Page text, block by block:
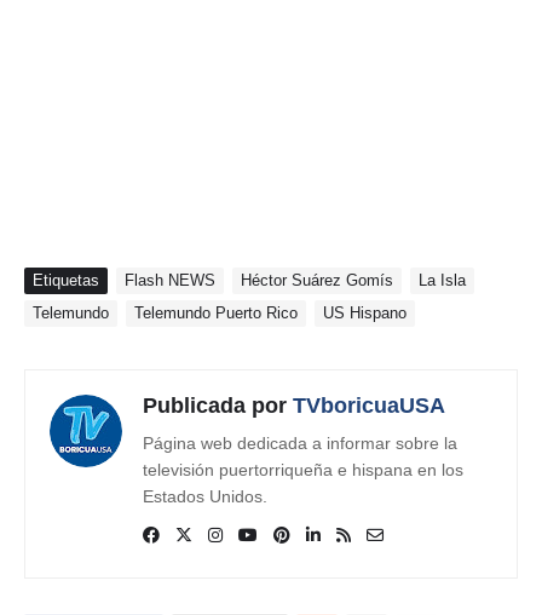
Etiquetas Flash NEWS Héctor Suárez Gomís
La Isla
Telemundo
Telemundo Puerto Rico US Hispano
Publicada por TVboricuaUSA
Página web dedicada a informar sobre la
televisión puertorriqueña e hispana en los
Estados Unidos.